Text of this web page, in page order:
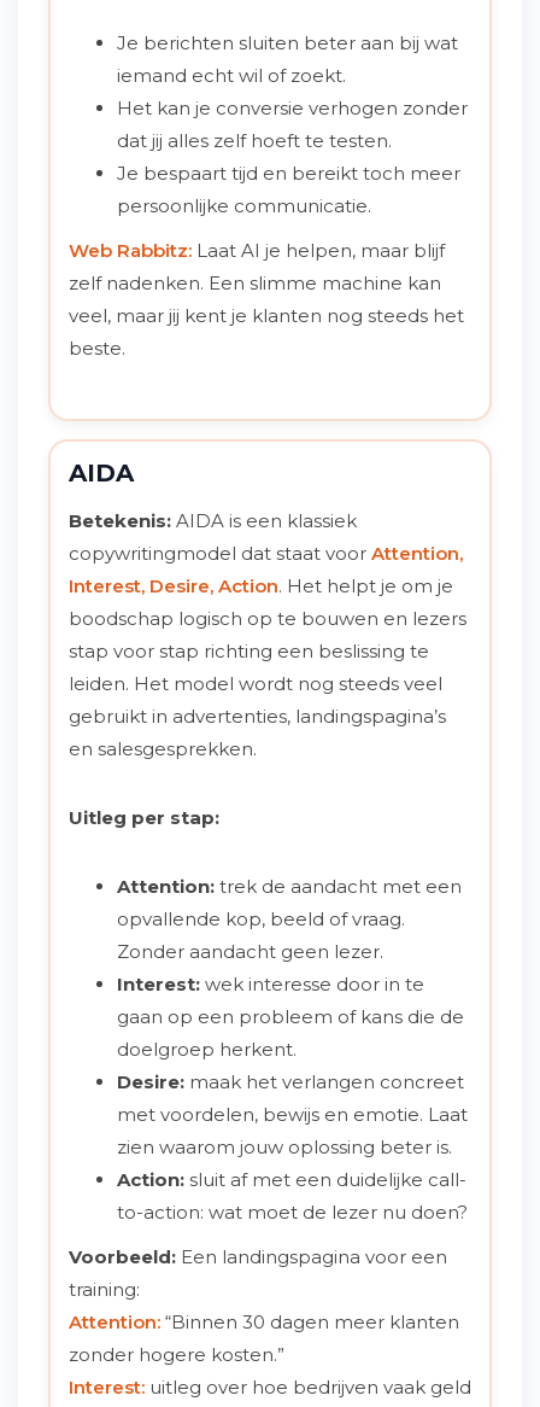
Je berichten sluiten beter aan bij wat
iemand echt wil of zoekt.
Het kan je conversie verhogen zonder
dat jij alles zelf hoeft te testen.
Je bespaart tijd en bereikt toch meer
persoonlijke communicatie.
Web Rabbitz: Laat AI je helpen, maar blijf
zelf nadenken. Een slimme machine kan
veel, maar jij kent je klanten nog steeds het
beste.
AIDA
Betekenis: AIDA is een klassiek
copywritingmodel dat staat voor Attention,
Interest, Desire, Action. Het helpt je om je
boodschap logisch op te bouwen en lezers
stap voor stap richting een beslissing te
leiden. Het model wordt nog steeds veel
gebruikt in advertenties, landingspagina’s
en salesgesprekken.
Uitleg per stap:
Attention: trek de aandacht met een
opvallende kop, beeld of vraag.
Zonder aandacht geen lezer.
Interest: wek interesse door in te
gaan op een probleem of kans die de
doelgroep herkent.
Desire: maak het verlangen concreet
met voordelen, bewijs en emotie. Laat
zien waarom jouw oplossing beter is.
Action: sluit af met een duidelijke call-
to-action: wat moet de lezer nu doen?
Voorbeeld: Een landingspagina voor een
training:
Attention: “Binnen 30 dagen meer klanten
zonder hogere kosten.”
Interest: uitleg over hoe bedrijven vaak geld